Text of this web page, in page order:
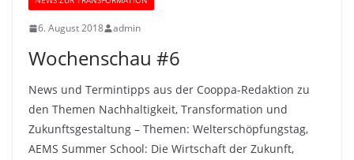
6. August 2018 admin
Wochenschau #6
News und Termintipps aus der Cooppa-Redaktion zu
den Themen Nachhaltigkeit, Transformation und
Zukunftsgestaltung – Themen: Welterschöpfungstag,
AEMS Summer School: Die Wirtschaft der Zukunft,